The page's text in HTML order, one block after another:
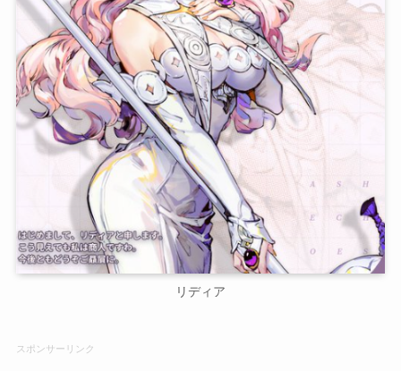
リディア
スポンサーリンク